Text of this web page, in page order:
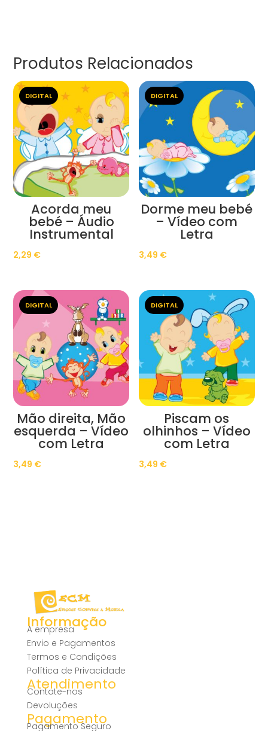
Produtos Relacionados
DIGITAL
Acorda meu
bebé – Áudio
Instrumental
2,29 €
DIGITAL
Dorme meu bebé
– Vídeo com
Letra
3,49 €
DIGITAL
Mão direita, Mão
esquerda – Vídeo
com Letra
3,49 €
DIGITAL
Piscam os
olhinhos – Vídeo
com Letra
3,49 €
Informação
A empresa
Envio e Pagamentos
Termos e Condições
Política de Privacidade
Atendimento
Contate-nos
Devoluções
Pagamento
Pagamento Seguro